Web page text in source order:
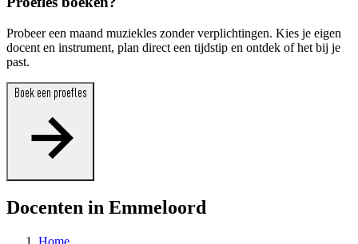
Probeer een maand muziekles zonder verplichtingen. Kies je eigen
docent en instrument, plan direct een tijdstip en ontdek of het bij je
past.
Boek een proefles
Docenten in Emmeloord
Home